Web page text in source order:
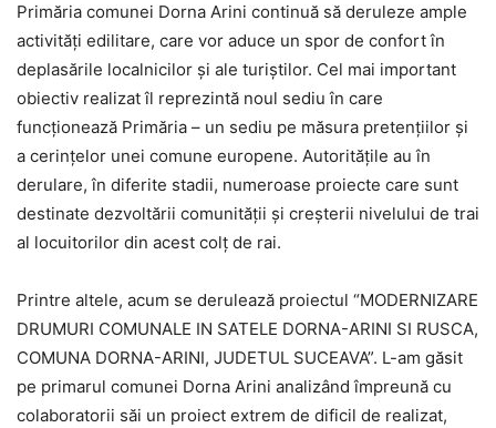
Primăria comunei Dorna Arini continuă să deruleze ample
activități edilitare, care vor aduce un spor de confort în
deplasările localnicilor și ale turiștilor. Cel mai important
obiectiv realizat îl reprezintă noul sediu în care
funcționează Primăria – un sediu pe măsura pretențiilor și
a cerințelor unei comune europene. Autoritățile au în
derulare, în diferite stadii, numeroase proiecte care sunt
destinate dezvoltării comunității și creșterii nivelului de trai
al locuitorilor din acest colț de rai.
Printre altele, acum se derulează proiectul “MODERNIZARE
DRUMURI COMUNALE IN SATELE DORNA-ARINI SI RUSCA,
COMUNA DORNA-ARINI, JUDETUL SUCEAVA”. L-am găsit
pe primarul comunei Dorna Arini analizând împreună cu
colaboratorii săi un proiect extrem de dificil de realizat,